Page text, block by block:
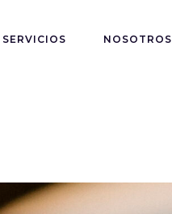
SERVICIOS NOSOTROS